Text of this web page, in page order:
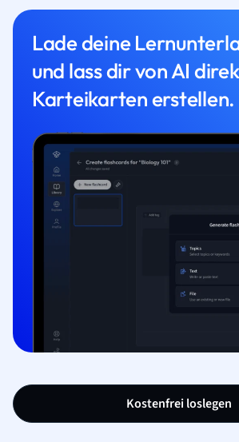
Lade deine
und lass dir von AI
Karteikarten erstellen.
Kostenfrei loslegen